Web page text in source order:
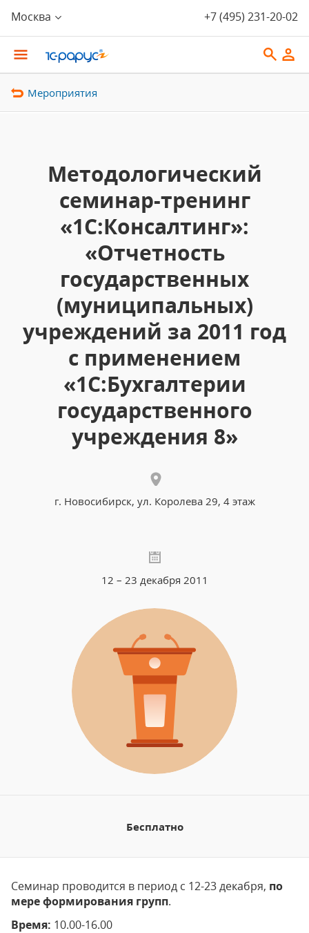
Москва +7 (495) 231-20-02
Мероприятия
Методологический
семинар-тренинг
«1С:Консалтинг»:
«Отчетность
государственных
(муниципальных)
учреждений за 2011 год
с применением
«1С:Бухгалтерии
государственного
учреждения 8»
г. Новосибирск, ул. Королева 29, 4 этаж
12 – 23 декабря 2011
Бесплатно
Семинар проводится в период с 12-23 декабря, по
мере формирования групп.
Время: 10.00-16.00